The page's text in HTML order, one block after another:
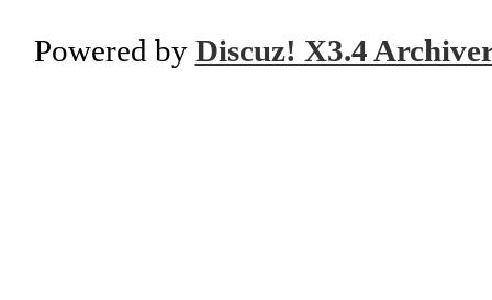
Powered by Discuz! X3.4